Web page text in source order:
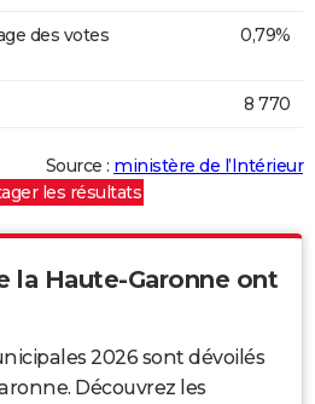
des votes
0,79%
8 770
Source : ministère de l’Intérieur
les résultats
la Haute-Garonne ont
2026 sont dévoilés
Découvrez les